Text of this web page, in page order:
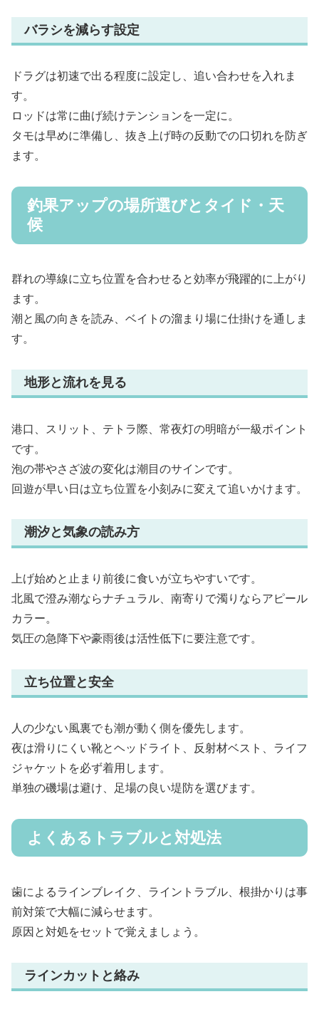
バラシを減らす設定
ドラグは初速で出る程度に設定し、追い合わせを入れま
す。
ロッドは常に曲げ続けテンションを一定に。
タモは早めに準備し、抜き上げ時の反動での口切れを防ぎ
ます。
釣果アップの場所選びとタイド・天
候
群れの導線に立ち位置を合わせると効率が飛躍的に上がり
ます。
潮と風の向きを読み、ベイトの溜まり場に仕掛けを通しま
す。
地形と流れを見る
港口、スリット、テトラ際、常夜灯の明暗が一級ポイント
です。
泡の帯やさざ波の変化は潮目のサインです。
回遊が早い日は立ち位置を小刻みに変えて追いかけます。
潮汐と気象の読み方
上げ始めと止まり前後に食いが立ちやすいです。
北風で澄み潮ならナチュラル、南寄りで濁りならアピール
カラー。
気圧の急降下や豪雨後は活性低下に要注意です。
立ち位置と安全
人の少ない風裏でも潮が動く側を優先します。
夜は滑りにくい靴とヘッドライト、反射材ベスト、ライフ
ジャケットを必ず着用します。
単独の磯場は避け、足場の良い堤防を選びます。
よくあるトラブルと対処法
歯によるラインブレイク、ライントラブル、根掛かりは事
前対策で大幅に減らせます。
原因と対処をセットで覚えましょう。
ラインカットと絡み